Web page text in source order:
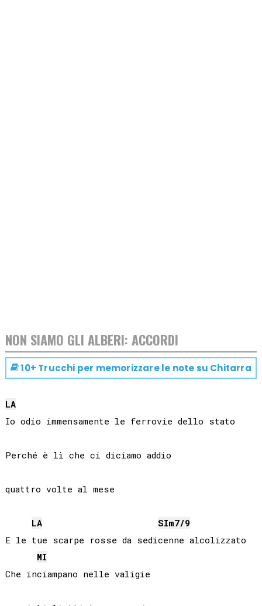
NON SIAMO GLI ALBERI: ACCORDI
10+ Trucchi per memorizzare le note su Chitarra
LA
Io odio immensamente le ferrovie dello stato
Perché è lì che ci diciamo addio
quattro volte al mese
LA SIm7/9
E le tue scarpe rosse da sedicenne alcolizzato
MI
Che inciampano nelle valigie